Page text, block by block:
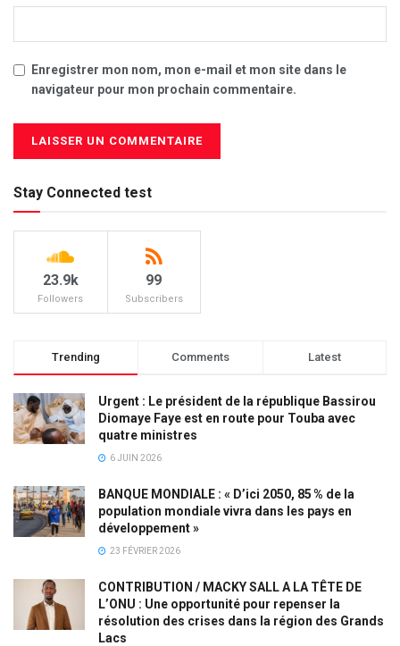
Enregistrer mon nom, mon e-mail et mon site dans le
navigateur pour mon prochain commentaire.
Stay Connected test
23.9k
Followers
99
Subscribers
Trending Comments Latest
Urgent : Le président de la république Bassirou
Diomaye Faye est en route pour Touba avec
quatre ministres
6 JUIN 2026
BANQUE MONDIALE : « D’ici 2050, 85 % de la
population mondiale vivra dans les pays en
développement »
23 FÉVRIER 2026
CONTRIBUTION / MACKY SALL A LA TÊTE DE
L’ONU : Une opportunité pour repenser la
résolution des crises dans la région des Grands
Lacs